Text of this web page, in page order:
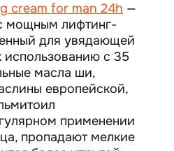
cream for man 24h —
мощным лифтинг-
для увядающей
использованию с 35
масла ши,
европейской,
применении
пропадают мелкие